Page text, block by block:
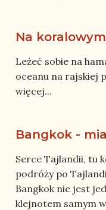
Na
Leżeć sobie na
oceanu na rajskiej
więcej...
Bangkok -
Serce Tajlandii, tu
podróży po
Bangkok nie jest
klejnotem samym